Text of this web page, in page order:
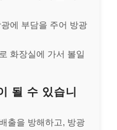
에 부담을 주어 방광
화장실에 가서 볼일
될 수 있습니
출을 방해하고, 방광